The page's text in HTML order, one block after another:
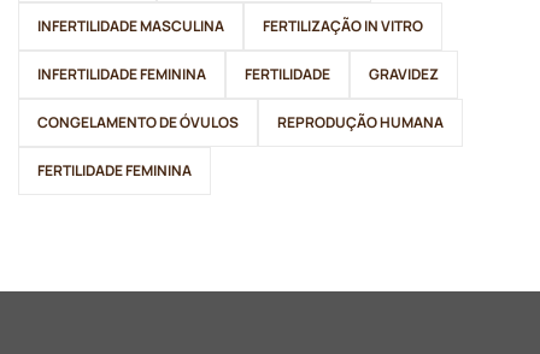
INFERTILIDADE MASCULINA FERTILIZAÇÃO IN VITRO
INFERTILIDADE FEMININA FERTILIDADE GRAVIDEZ
CONGELAMENTO DE ÓVULOS REPRODUÇÃO HUMANA
FERTILIDADE FEMININA